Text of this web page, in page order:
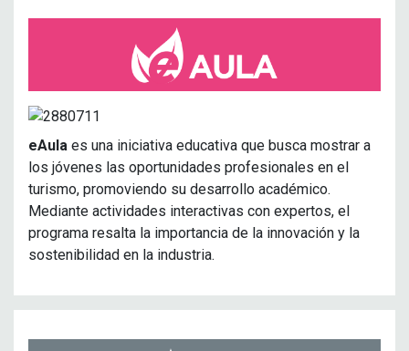
eAula es una iniciativa educativa que busca mostrar a
los jóvenes las oportunidades profesionales en el
turismo, promoviendo su desarrollo académico.
Mediante actividades interactivas con expertos, el
programa resalta la importancia de la innovación y la
sostenibilidad en la industria.